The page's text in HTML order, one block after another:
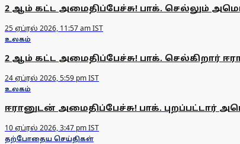
2 ஆம் கட்ட அமைதிப்பேச்சு! பாக். செல்லும்
25 ஏப்ரல் 2026, 11:57 am IST
உலகம்
2 ஆம் கட்ட அமைதிப்பேச்சு! பாக். செல்கிறார்
24 ஏப்ரல் 2026, 5:59 pm IST
உலகம்
ஈரானுடன் அமைதிப்பேச்சு! பாக். புறப்பட்டார்
10 ஏப்ரல் 2026, 3:47 pm IST
தற்போதைய செய்திகள்